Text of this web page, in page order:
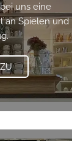
uns eine
an Spielen und